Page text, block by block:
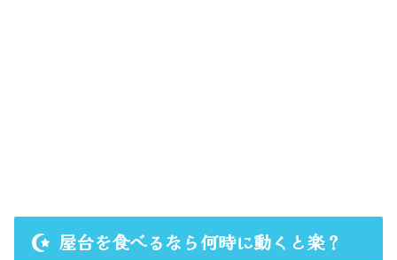
屋台を食べるなら何時に動くと楽？